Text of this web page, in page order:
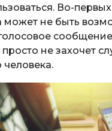
Во-
может не быть
не захочет